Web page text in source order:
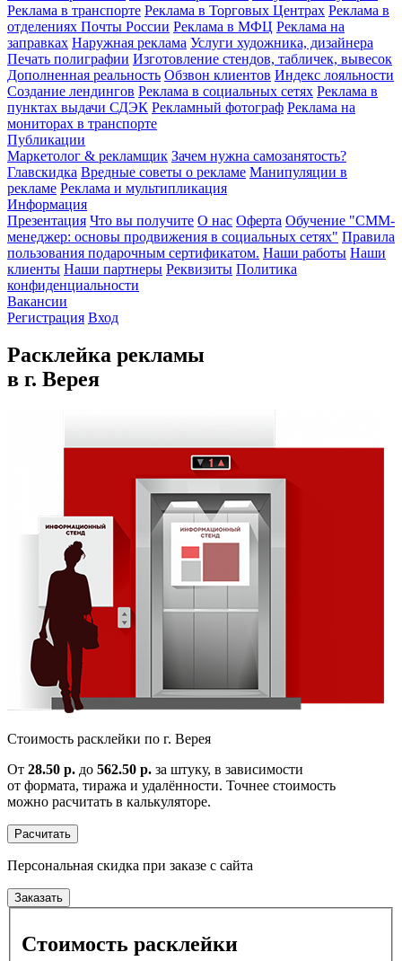
Реклама в транспорте Реклама в Торговых Центрах Реклама в
отделениях Почты России Реклама в МФЦ Реклама на
заправках Наружная реклама Услуги художника, дизайнера
Печать полиграфии Изготовление стендов, табличек, вывесок
Дополненная реальность Обзвон клиентов Индекс лояльности
Создание лендингов Реклама в социальных сетях Реклама в
пунктах выдачи СДЭК Рекламный фотограф Реклама на
мониторах в транспорте
Публикации
Маркетолог & рекламщик Зачем нужна самозанятость?
Главскидка Вредные советы о рекламе Манипуляции в
рекламе Реклама и мультипликация
Информация
Презентация Что вы получите О нас Оферта Обучение "СМM-
менеджер: основы продвижения в социальных сетях" Правила
пользования подарочным сертификатом. Наши работы Наши
клиенты Наши партнеры Реквизиты Политика
конфиденциальности
Вакансии
Регистрация Вход
Расклейка рекламы
в г. Верея
Cтоимость расклейки по г. Верея
От 28.50 р. до 562.50 р. за штуку, в зависимости
от формата, тиража и удалённости. Точнее стоимость
можно расчитать в калькуляторе.
Расчитать
Персональная скидка при заказе с сайта
Заказать
Стоимость расклейки